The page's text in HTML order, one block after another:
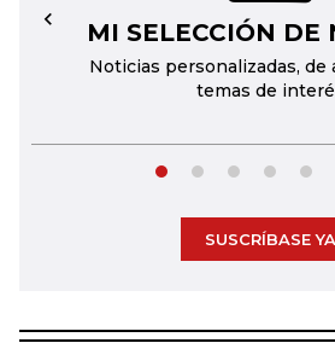
MI SELECCIÓN DE
Noticias personalizadas, de
temas de
←
SUSCRÍBASE YA